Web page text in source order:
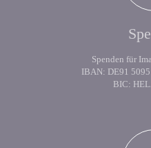
Spenden für
IBAN: DE91
BIC: